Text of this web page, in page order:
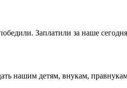
Заплатили за наше
нашим детям, внукам,